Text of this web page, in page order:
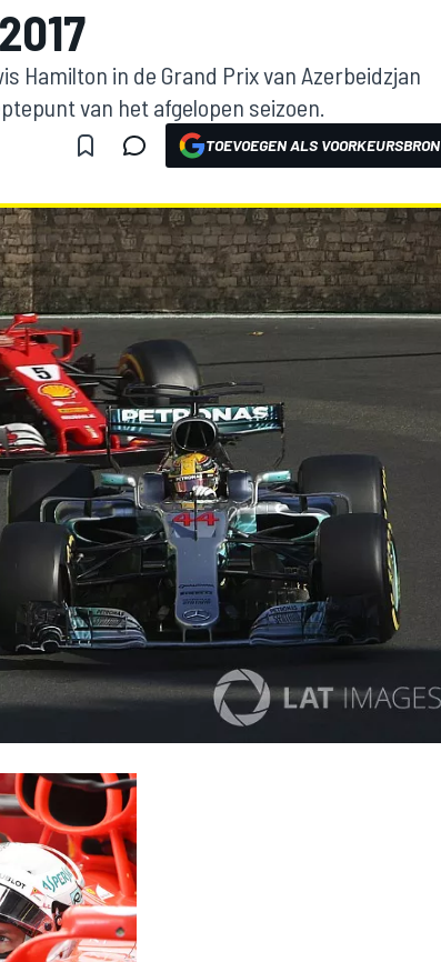
Hamilton in de Grand Prix van Azerbeidzjan
van het afgelopen seizoen.
TOEVOEGEN ALS VOORKEURSBRON